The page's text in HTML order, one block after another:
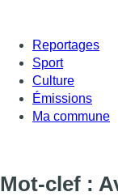
Reportages
Sport
Culture
Émissions
Ma commune
Mot-clef :